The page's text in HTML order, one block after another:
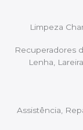
Limpeza
Recuperadores
Lenha,
Assistência,